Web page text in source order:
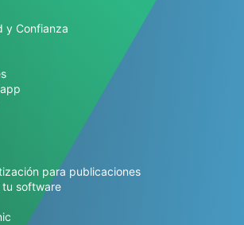
y Confianza
para publicaciones
tu software